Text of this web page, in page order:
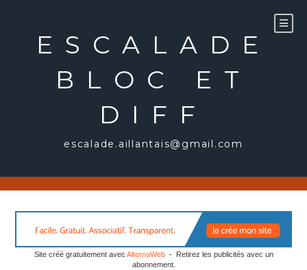
ESCALADE
BLOC ET
DIFF
escalade.aillantais@gmail.com
Site créé gratuitement avec AlternaWeb- Retirez les publicités avec un
abonnement.